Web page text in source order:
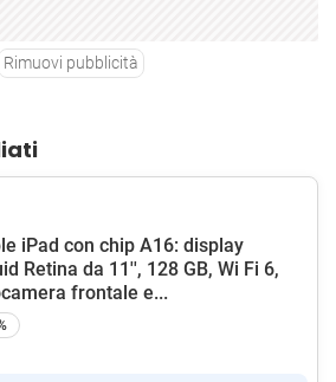
Rimuovi pubblicità
iPad con chip A16: display
Retina da 11'', 128 GB, Wi Fi 6,
frontale e...